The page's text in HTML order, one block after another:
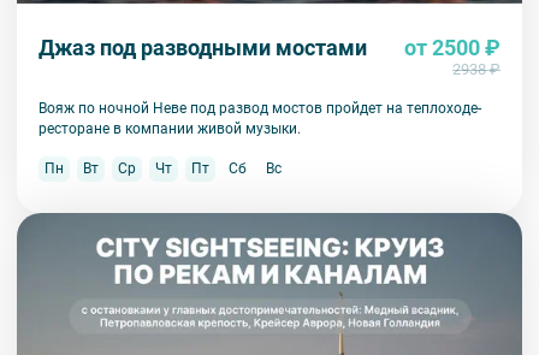
Джаз под разводными мостами от 2500 ₽
2938 ₽
Вояж по ночной Неве под развод мостов пройдет на теплоходе-
ресторане в компании живой музыки.
Пн Вт Ср Чт Пт Сб Вс